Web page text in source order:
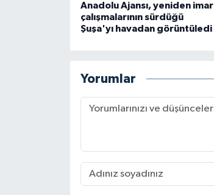
Anadolu Ajansı, yeniden imar
çalışmalarının sürdüğü
Şuşa'yı havadan görüntüledi
Yorumlar